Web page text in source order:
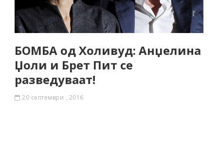
БОМБА од Холивуд: Анџелина
Џоли и Брет Пит се
разведуваат!
20 септември , 2016